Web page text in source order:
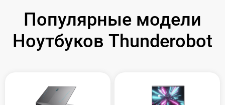
Популярные модели
Ноутбуков Thunderobot